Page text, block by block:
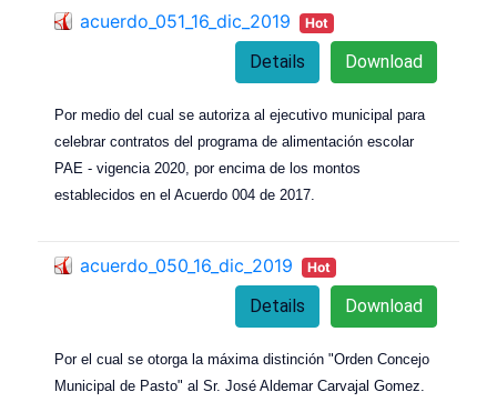
acuerdo_051_16_dic_2019 Hot
Download
Details
Por medio del cual se autoriza al ejecutivo municipal para
celebrar contratos del programa de alimentación escolar
PAE - vigencia 2020, por encima de los montos
establecidos en el Acuerdo 004 de 2017.
acuerdo_050_16_dic_2019 Hot
Download
Details
Por el cual se otorga la máxima distinción "Orden Concejo
Municipal de Pasto" al Sr. José Aldemar Carvajal Gomez.